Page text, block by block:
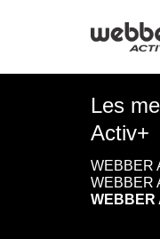
Les
Activ+
WEBBER
WEBBER
WEBBER